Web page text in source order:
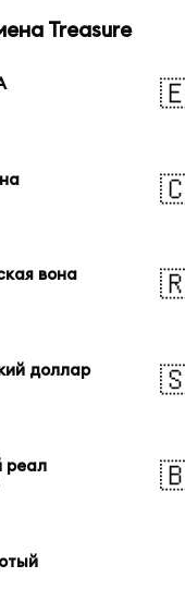
Treasure
вона
доллар
реал